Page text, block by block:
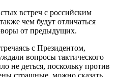
встреч с российским
чем будут отличаться
от предыдущих.
с Президентом,
вопросы тактического
не деться, поскольку против
страшные, можно сказать,